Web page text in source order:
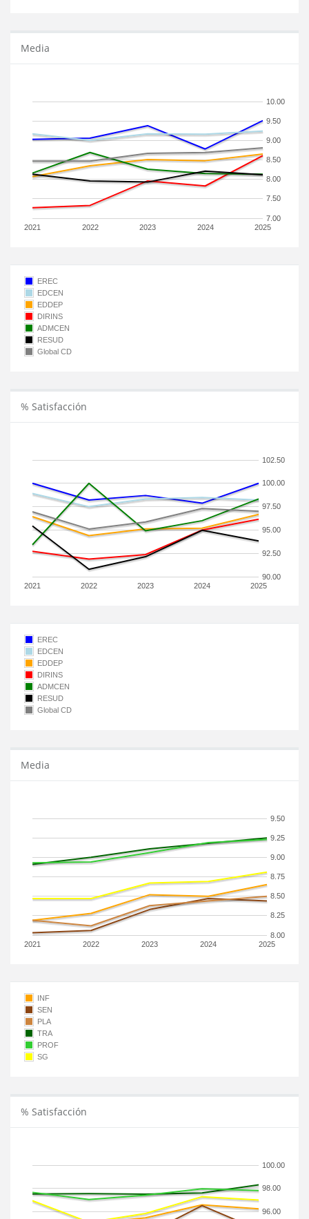
Media
2021 2022 2023 2024 2025
7.00
7.50
8.00
8.50
9.00
9.50
10.00
EREC
EDCEN
EDDEP
DIRINS
ADMCEN
RESUD
Global CD
% Satisfacción
2021 2022 2023 2024 2025
90.00
92.50
95.00
97.50
100.00
102.50
EREC
EDCEN
EDDEP
DIRINS
ADMCEN
RESUD
Global CD
Media
2021 2022 2023 2024 2025
8.00
8.25
8.50
8.75
9.00
9.25
9.50
INF
SEN
PLA
TRA
PROF
SG
% Satisfacción
96.00
98.00
100.00